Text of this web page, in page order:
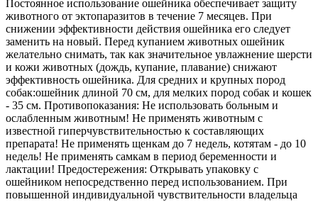
Постоянное использование ошейника обеспечивает защиту
животного от эктопаразитов в течение 7 месяцев. При
снижении эффективности действия ошейника его следует
заменить на новый. Перед купанием животных ошейник
желательно снимать, так как значительное увлажнение шерсти
и кожи животных (дождь, купание, плавание) снижают
эффективность ошейника. Для средних и крупных пород
собак:ошейник длиной 70 см, для мелких пород собак и кошек
- 35 см. Противопоказания: Не использовать больным и
ослабленным животным! Не применять животным с
известной гиперчувствительностью к составляющих
препарата! Не применять щенкам до 7 недель, котятам - до 10
недель! Не применять самкам в период беременности и
лактации! Предостережения: Открывать упаковку с
ошейником непосредственно перед использованием. При
повышенной индивидуальной чувствительности владельца